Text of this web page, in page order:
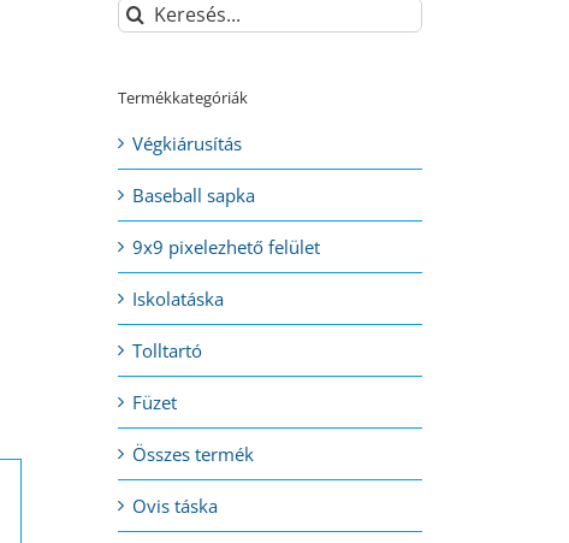
Keresés...
Termékkategóriák
Végkiárusítás
Baseball sapka
9x9 pixelezhető felület
Iskolatáska
Tolltartó
Füzet
Összes termék
Ovis táska